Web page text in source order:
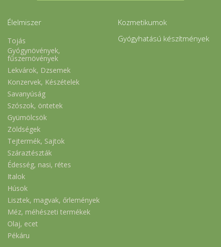
Élelmiszer
Tojás
Gyógynövények,
fűszernövények
Lekvárok, Dzsemek
Konzervek, Készételek
Savanyúság
Szószok, öntetek
Gyümölcsök
Zöldségek
Tejtermék, Sajtok
Száraztészták
Édesség, nasi, rétes
Italok
Húsok
Lisztek, magvak, őrlemények
Méz, méhészeti termékek
Olaj, ecet
Pékáru
Kozmetikumok
Gyógyhatású készítmények